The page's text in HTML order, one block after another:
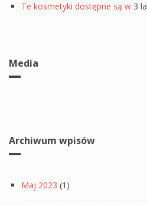
Te kosmetyki dostępne są w 3
Media
Archiwum wpisów
Maj 2023 (1)